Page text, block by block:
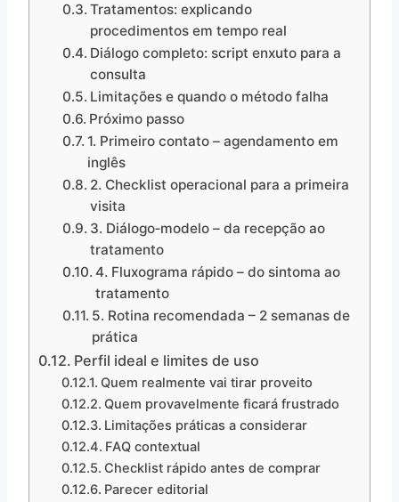
Tratamentos: explicando
procedimentos em tempo real
Diálogo completo: script enxuto para a
consulta
Limitações e quando o método falha
Próximo passo
1. Primeiro contato – agendamento em
inglês
2. Checklist operacional para a primeira
visita
3. Diálogo‑modelo – da recepção ao
tratamento
4. Fluxograma rápido – do sintoma ao
tratamento
5. Rotina recomendada – 2 semanas de
prática
Perfil ideal e limites de uso
Quem realmente vai tirar proveito
Quem provavelmente ficará frustrado
Limitações práticas a considerar
FAQ contextual
Checklist rápido antes de comprar
Parecer editorial